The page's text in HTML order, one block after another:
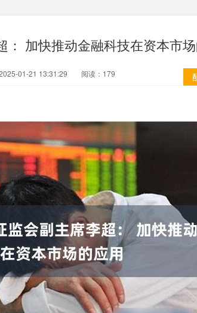
加快推动金融科技在资本市
01-21 13:31:29 阅读：179